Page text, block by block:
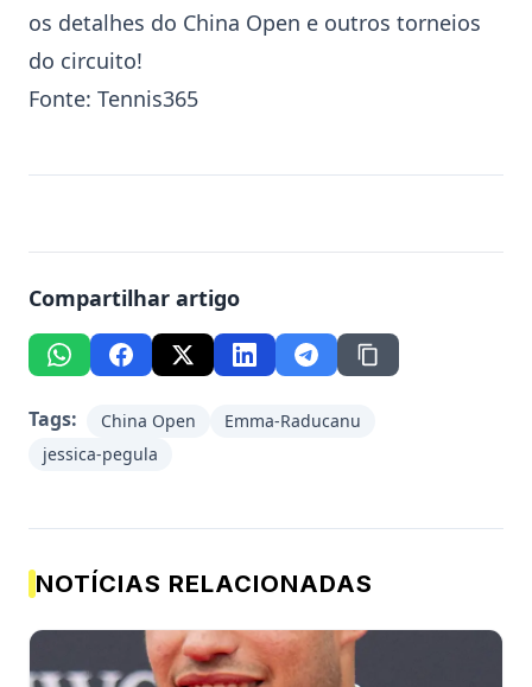
os detalhes do China Open e outros torneios
do circuito!
Fonte: Tennis365
Compartilhar artigo
Tags: China Open
Emma-Raducanu
jessica-pegula
NOTÍCIAS RELACIONADAS